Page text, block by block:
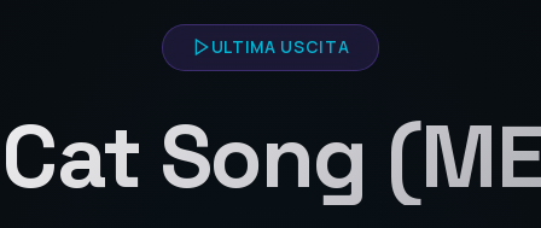
ULTIMA USCITA
Song